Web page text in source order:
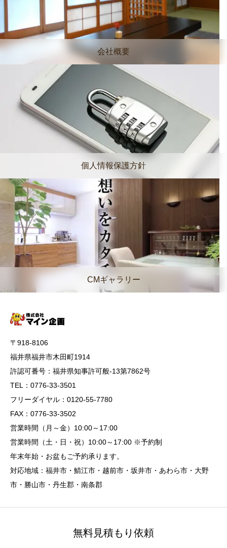
会社概要
個人情報保護方針
CMギャラリー
〒918-8106
福井県福井市木田町1914
許認可番号：福井県知事許可般-13第7862号
TEL：0776-33-3501
フリーダイヤル：0120-55-7780
FAX：0776-33-3502
営業時間（月～金）10:00～17:00
営業時間（土・日・祝）10:00～17:00 ※予約制
年末年始・お盆もご予約承ります。
対応地域：福井市・鯖江市・越前市・坂井市・あわら市・大野
市・勝山市・丹生郡・南条郡
無料見積もり依頼